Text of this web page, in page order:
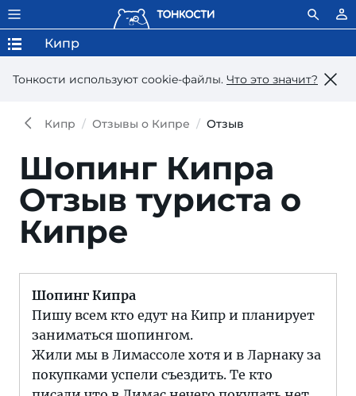
Тонкости используют сookie-файлы. Что это значит?
Кипр
Кипр Отзывы о Кипре Отзыв
Шопинг Кипра
Отзыв туриста о
Кипре
Шопинг Кипра
Пишу всем кто едут на Кипр и планирует
заниматься шопингом.
Жили мы в Лимассоле хотя и в Ларнаку за
покупками успели съездить. Те кто